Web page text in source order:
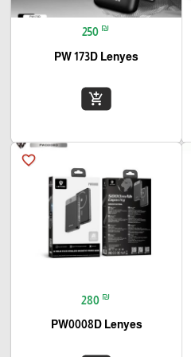
250 ₪
PW 173D Lenyes
add_shopping_cart
favorite_border
280 ₪
PW0008D Lenyes